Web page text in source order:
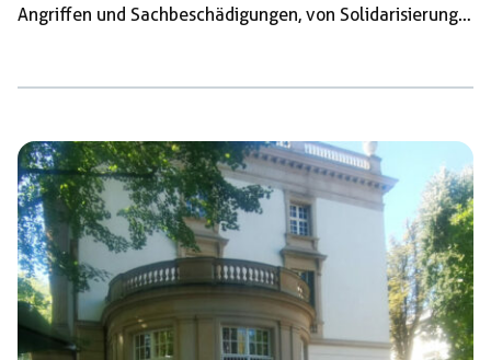
Angriffen und Sachbeschädigungen, von Solidarisierung
anlässlich von CSDs und Prides. Vieles ist anders dieses
Jahr, einiges ist gleich geblieben. Ein Zwischenfazit. Wie
ist die Stimmung? Die allgemeine Stimmung der queeren
[…]